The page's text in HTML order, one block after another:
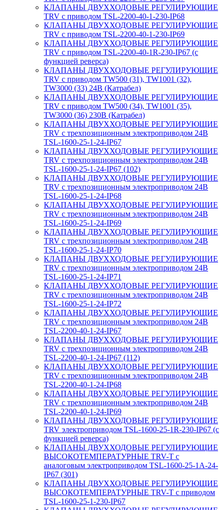
КЛАПАНЫ ДВУХХОДОВЫЕ РЕГУЛИРУЮЩИЕ
TRV с приводом TSL-2200-40-1-230-IP68
КЛАПАНЫ ДВУХХОДОВЫЕ РЕГУЛИРУЮЩИЕ
TRV с приводом TSL-2200-40-1-230-IP69
КЛАПАНЫ ДВУХХОДОВЫЕ РЕГУЛИРУЮЩИЕ
TRV с приводом TSL-2200-40-1R-230-IP67 (с
функцией реверса)
КЛАПАНЫ ДВУХХОДОВЫЕ РЕГУЛИРУЮЩИЕ
TRV с приводом TW500 (31), TW1001 (32),
TW3000 (33) 24В (Катрабел)
КЛАПАНЫ ДВУХХОДОВЫЕ РЕГУЛИРУЮЩИЕ
TRV с приводом TW500 (34), TW1001 (35),
TW3000 (36) 230В (Катрабел)
КЛАПАНЫ ДВУХХОДОВЫЕ РЕГУЛИРУЮЩИЕ
TRV с трехпозиционным электроприводом 24В
TSL-1600-25-1-24-IP67
КЛАПАНЫ ДВУХХОДОВЫЕ РЕГУЛИРУЮЩИЕ
TRV с трехпозиционным электроприводом 24В
TSL-1600-25-1-24-IP67 (102)
КЛАПАНЫ ДВУХХОДОВЫЕ РЕГУЛИРУЮЩИЕ
TRV с трехпозиционным электроприводом 24В
TSL-1600-25-1-24-IP68
КЛАПАНЫ ДВУХХОДОВЫЕ РЕГУЛИРУЮЩИЕ
TRV с трехпозиционным электроприводом 24В
TSL-1600-25-1-24-IP69
КЛАПАНЫ ДВУХХОДОВЫЕ РЕГУЛИРУЮЩИЕ
TRV с трехпозиционным электроприводом 24В
TSL-1600-25-1-24-IP70
КЛАПАНЫ ДВУХХОДОВЫЕ РЕГУЛИРУЮЩИЕ
TRV с трехпозиционным электроприводом 24В
TSL-1600-25-1-24-IP71
КЛАПАНЫ ДВУХХОДОВЫЕ РЕГУЛИРУЮЩИЕ
TRV с трехпозиционным электроприводом 24В
TSL-1600-25-1-24-IP72
КЛАПАНЫ ДВУХХОДОВЫЕ РЕГУЛИРУЮЩИЕ
TRV с трехпозиционным электроприводом 24В
TSL-2200-40-1-24-IP67
КЛАПАНЫ ДВУХХОДОВЫЕ РЕГУЛИРУЮЩИЕ
TRV с трехпозиционным электроприводом 24В
TSL-2200-40-1-24-IP67 (112)
КЛАПАНЫ ДВУХХОДОВЫЕ РЕГУЛИРУЮЩИЕ
TRV с трехпозиционным электроприводом 24В
TSL-2200-40-1-24-IP68
КЛАПАНЫ ДВУХХОДОВЫЕ РЕГУЛИРУЮЩИЕ
TRV с трехпозиционным электроприводом 24В
TSL-2200-40-1-24-IP69
КЛАПАНЫ ДВУХХОДОВЫЕ РЕГУЛИРУЮЩИЕ
TRV электроприводом TSL-1600-25-1R-230-IP67 (с
функцией реверса)
КЛАПАНЫ ДВУХХОДОВЫЕ РЕГУЛИРУЮЩИЕ
ВЫСОКОТЕМПЕРАТУРНЫЕ TRV-T с
аналоговым электроприводом TSL-1600-25-1А-24-
IP67 (301)
КЛАПАНЫ ДВУХХОДОВЫЕ РЕГУЛИРУЮЩИЕ
ВЫСОКОТЕМПЕРАТУРНЫЕ TRV-T с приводом
TSL-1600-25-1-230-IP67